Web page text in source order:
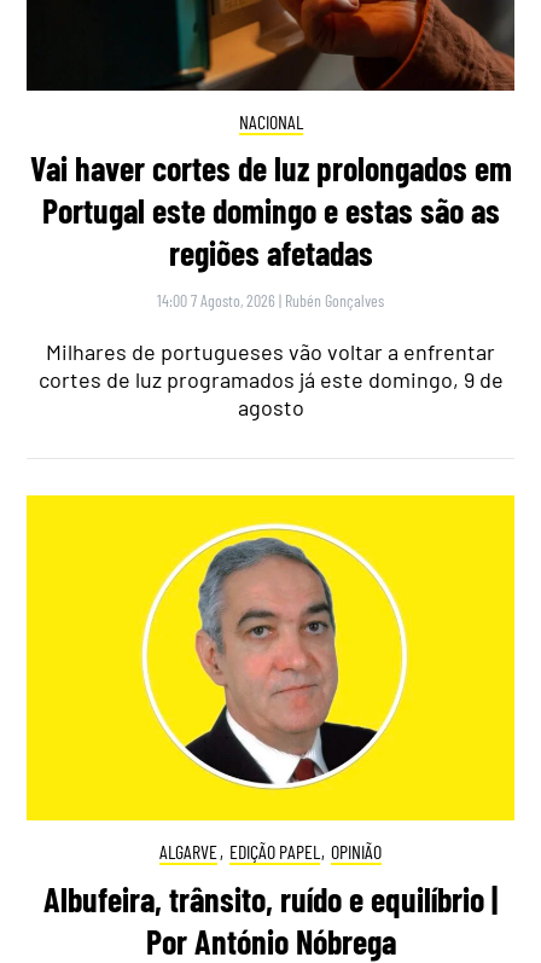
NACIONAL
Vai haver cortes de luz prolongados em
Portugal este domingo e estas são as
regiões afetadas
14:00 7 Agosto, 2026 | Rubén Gonçalves
Milhares de portugueses vão voltar a enfrentar
cortes de luz programados já este domingo, 9 de
agosto
ALGARVE, EDIÇÃO PAPEL , OPINIÃO
Albufeira, trânsito, ruído e equilíbrio |
Por António Nóbrega